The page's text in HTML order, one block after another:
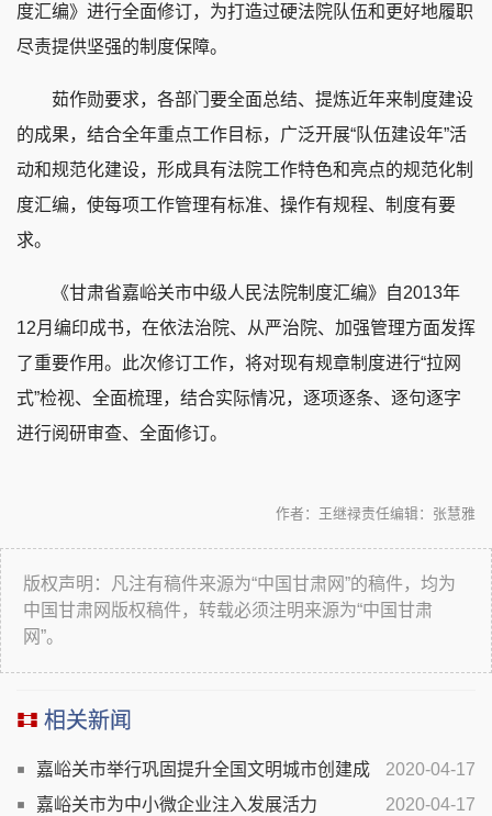
度汇编》进行全面修订，为打造过硬法院队伍和更好地履职
尽责提供坚强的制度保障。
茹作勋要求，各部门要全面总结、提炼近年来制度建设
的成果，结合全年重点工作目标，广泛开展“队伍建设年”活
动和规范化建设，形成具有法院工作特色和亮点的规范化制
度汇编，使每项工作管理有标准、操作有规程、制度有要
求。
《甘肃省嘉峪关市中级人民法院制度汇编》自2013年
12月编印成书，在依法治院、从严治院、加强管理方面发挥
了重要作用。此次修订工作，将对现有规章制度进行“拉网
式”检视、全面梳理，结合实际情况，逐项逐条、逐句逐字
进行阅研审查、全面修订。
责任编辑：张慧雅
作者：王继禄
版权声明：凡注有稿件来源为“中国甘肃网”的稿件，均为
中国甘肃网版权稿件，转载必须注明来源为“中国甘肃
网”。
相关新闻
2020-04-17
嘉峪关市举行巩固提升全国文明城市创建成
果开展全民爱国卫生暨全域无垃圾大整治行动启动仪式
2020-04-17
嘉峪关市为中小微企业注入发展活力